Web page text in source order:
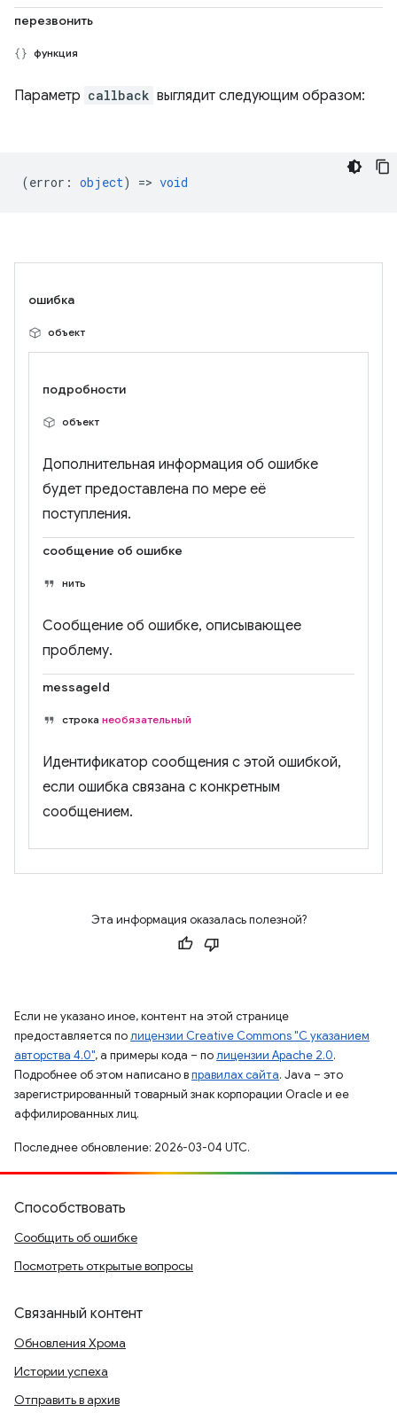
перезвонить
функция
Параметр callback выглядит следующим образом:
(error : object) => void
ошибка
объект
подробности
объект
Дополнительная информация об ошибке
будет предоставлена ​​по мере её
поступления.
сообщение об ошибке
нить
Сообщение об ошибке, описывающее
проблему.
messageId
строка необязательный
Идентификатор сообщения с этой ошибкой,
если ошибка связана с конкретным
сообщением.
Эта информация оказалась полезной?
Если не указано иное, контент на этой странице
предоставляется полицензии Creative Commons "С указанием
авторства 4.0", а примеры кода – полицензии Apache 2.0.
Подробнее об этом написано вправилах сайта. Java – это
зарегистрированный товарный знак корпорации Oracle и ее
аффилированных лиц.
Последнее обновление: 2026-03-04 UTC.
Способствовать
Сообщить об ошибке
Посмотреть открытые вопросы
Связанный контент
Обновления Хрома
Истории успеха
Отправить в архив